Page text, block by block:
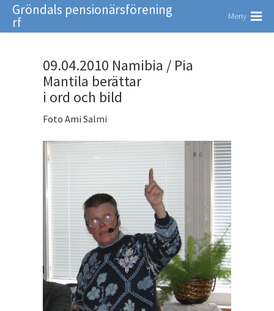
Gröndals pensionärsförening
rf Meny
09.04.2010 Namibia / Pia
Mantila berättar
i ord och bild
Foto Ami Salmi